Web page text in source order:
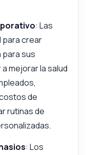
: Las
para crear
para sus
mejorar la salud
de
rutinas de
: Los